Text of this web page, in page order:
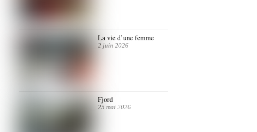
La vie d’une femme
2 juin 2026
Fjord
25 mai 2026